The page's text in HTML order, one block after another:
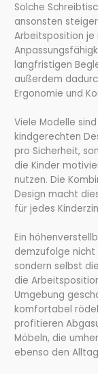
Solche
ansonsten
Arbeitsposition je
langfristigen
außerdem
Ergonomie und
Viele Modelle
kindgerechten
pro Sicherheit,
die Kinder
nutzen. Die
Design macht
für jedes
Ein
demzufolge nicht
sondern selbst
die
Umgebung
komfortabel
profitieren
Möbeln, die
ebenso den